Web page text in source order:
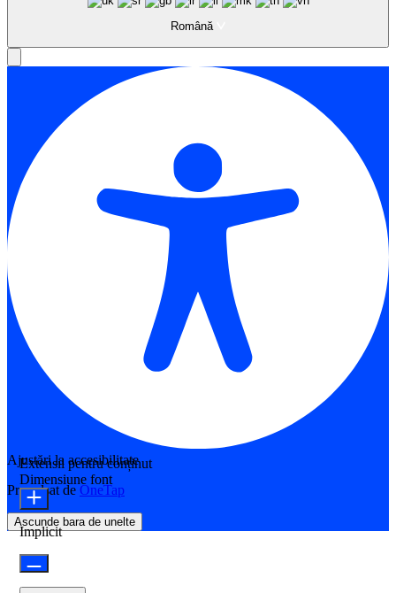
Română
Ajustări la accesibilitate
Propulsat de OneTap
Ascunde bara de unelte
Extensii pentru conținut
Dimensiune font
Implicit